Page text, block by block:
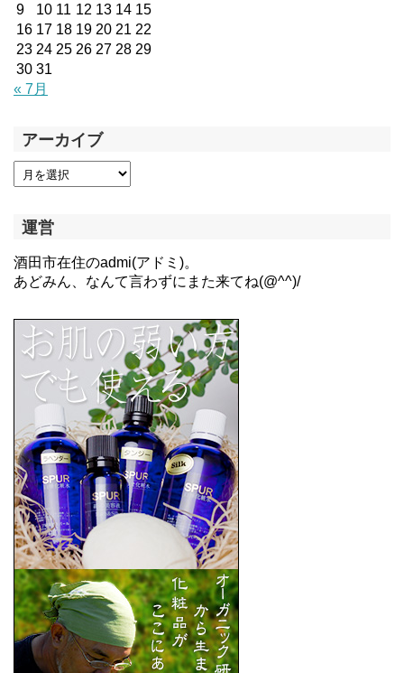
9
10 11 12 13 14 15
16 17 18 19 20 21 22
23 24 25 26 27 28 29
30 31
« 7月
アーカイブ
運営
酒田市在住のadmi(アドミ)。
あどみん、なんて言わずにまた来てね(@^^)/